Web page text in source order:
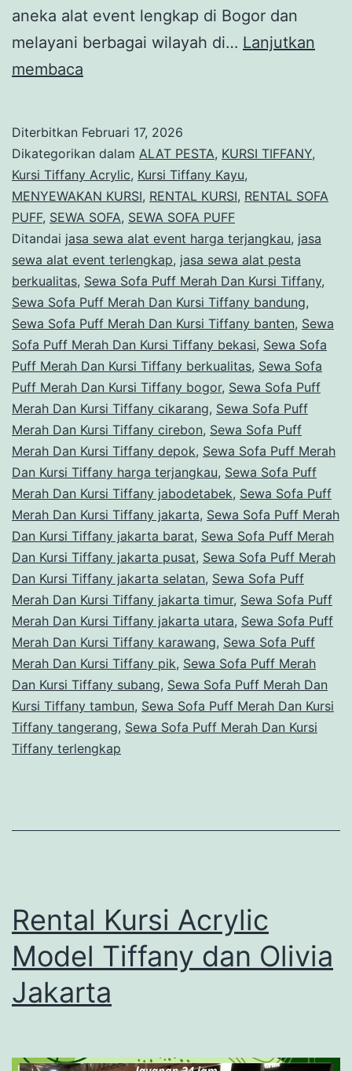
aneka alat event lengkap di Bogor dan
melayani berbagai wilayah di… Lanjutkan
membaca
Merah
Dan
Kursi
Tiffany
Bogor
Diterbitkan Februari 17, 2026
Dikategorikan dalam ALAT PESTA, KURSI TIFFANY,
Kursi Tiffany Acrylic, Kursi Tiffany Kayu,
MENYEWAKAN KURSI, RENTAL KURSI, RENTAL SOFA
PUFF, SEWA SOFA, SEWA SOFA PUFF
Ditandai jasa sewa alat event harga terjangkau, jasa
sewa alat event terlengkap, jasa sewa alat pesta
berkualitas, Sewa Sofa Puff Merah Dan Kursi Tiffany,
Sewa Sofa Puff Merah Dan Kursi Tiffany bandung,
Sewa Sofa Puff Merah Dan Kursi Tiffany banten, Sewa
Sofa Puff Merah Dan Kursi Tiffany bekasi, Sewa Sofa
Puff Merah Dan Kursi Tiffany berkualitas, Sewa Sofa
Puff Merah Dan Kursi Tiffany bogor, Sewa Sofa Puff
Merah Dan Kursi Tiffany cikarang, Sewa Sofa Puff
Merah Dan Kursi Tiffany cirebon, Sewa Sofa Puff
Merah Dan Kursi Tiffany depok, Sewa Sofa Puff Merah
Dan Kursi Tiffany harga terjangkau, Sewa Sofa Puff
Merah Dan Kursi Tiffany jabodetabek, Sewa Sofa Puff
Merah Dan Kursi Tiffany jakarta, Sewa Sofa Puff Merah
Dan Kursi Tiffany jakarta barat, Sewa Sofa Puff Merah
Dan Kursi Tiffany jakarta pusat, Sewa Sofa Puff Merah
Dan Kursi Tiffany jakarta selatan, Sewa Sofa Puff
Merah Dan Kursi Tiffany jakarta timur, Sewa Sofa Puff
Merah Dan Kursi Tiffany jakarta utara, Sewa Sofa Puff
Merah Dan Kursi Tiffany karawang, Sewa Sofa Puff
Merah Dan Kursi Tiffany pik, Sewa Sofa Puff Merah
Dan Kursi Tiffany subang, Sewa Sofa Puff Merah Dan
Kursi Tiffany tambun, Sewa Sofa Puff Merah Dan Kursi
Tiffany tangerang, Sewa Sofa Puff Merah Dan Kursi
Tiffany terlengkap
Rental Kursi Acrylic
Model Tiffany dan Olivia
Jakarta